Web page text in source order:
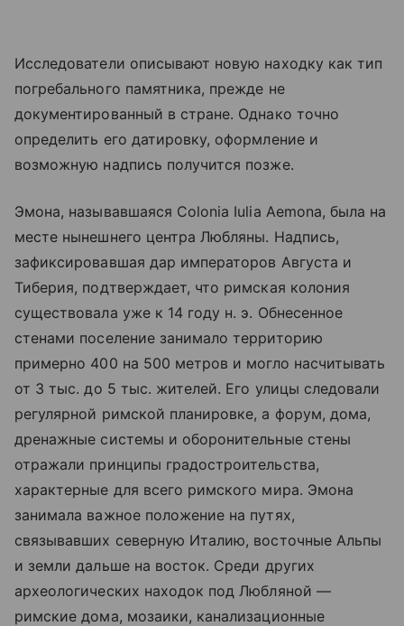
Исследователи описывают новую находку как тип
погребального памятника, прежде не
документированный в стране. Однако точно
определить его датировку, оформление и
возможную надпись получится позже.
Эмона, называвшаяся Colonia Iulia Aemona, была на
месте нынешнего центра Любляны. Надпись,
зафиксировавшая дар императоров Августа и
Тиберия, подтверждает, что римская колония
существовала уже к 14 году н. э. Обнесенное
стенами поселение занимало территорию
примерно 400 на 500 метров и могло насчитывать
от 3 тыс. до 5 тыс. жителей. Его улицы следовали
регулярной римской планировке, а форум, дома,
дренажные системы и оборонительные стены
отражали принципы градостроительства,
характерные для всего римского мира. Эмона
занимала важное положение на путях,
связывавших северную Италию, восточные Альпы
и земли дальше на восток. Среди других
археологических находок под Любляной —
римские дома, мозаики, канализационные